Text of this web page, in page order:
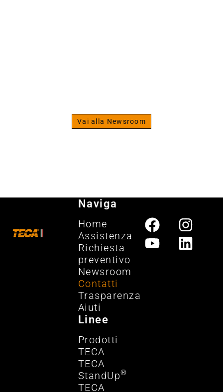
Vai alla Newsroom
Naviga
Home
Assistenza
Richiesta
preventivo
Newsroom
Contatti
Trasparenza
Aiuti
Linee
Prodotti
TECA
TECA
StandUp®
TECA